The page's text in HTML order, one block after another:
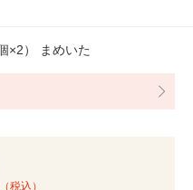
×2） まめいた
（税込）